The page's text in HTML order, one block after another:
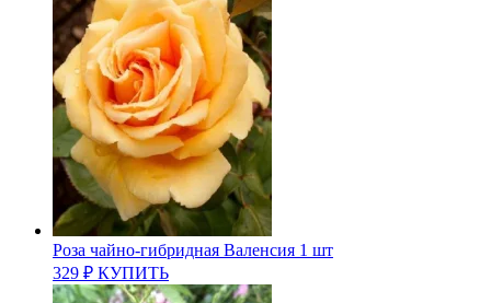
Роза чайно-гибридная Валенсия 1 шт
329 ₽ КУПИТЬ